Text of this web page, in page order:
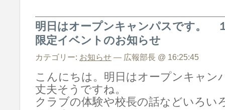
明日はオープンキャンパスです。
限定イベントのお知らせ
カテゴリー: お知らせ — 広報部長 @ 16:25:45
こんにちは。明日はオープンキャン
丈夫そうですね。
クラブの体験や校長の話などいろい